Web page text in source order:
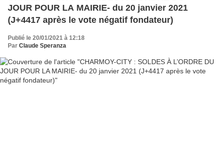
JOUR POUR LA MAIRIE- du 20 janvier 2021
(J+4417 après le vote négatif fondateur)
Publié le 20/01/2021 à 12:18
Par Claude Speranza